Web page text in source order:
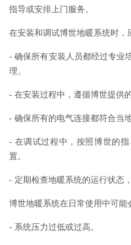
指导或安排上门服务。
在安装和调试博世地暖系统时，
- 确保所有安装人员都经过专业
理。
- 在安装过程中，遵循博世提供
- 确保所有的电气连接都符合当
- 在调试过程中，按照博世的
置。
- 定期检查地暖系统的运行状态
博世地暖系统在日常使用中可能
- 系统压力过低或过高。